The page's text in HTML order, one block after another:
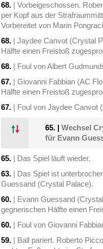
68. | Vorbeigeschossen.
per Kopf aus der
Vorbereitet von Marin
68. | Jaydee Canvot (Crystal
Hälfte einen Freistoß
68. | Foul von Albert
67. | Giovanni Fabbian (AC
Hälfte einen Freistoß
67. | Foul von Jaydee Canvot
65. |Wechsel
für Evann
65. | Das Spiel läuft wieder.
63. | Das Spiel ist
Guessand (Crystal Palace).
60. | Evann Guessand
gegnerischen Hälfte einen
60. | Foul von Giovanni
59. | Ball pariert. Roberto